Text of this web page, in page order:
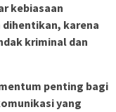
kebiasaan
karena
kriminal dan
penting bagi
yang